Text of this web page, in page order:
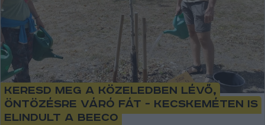
Keresd meg a közeledben lévő,
öntözésre váró fát - Kecskeméten is
elindult a Beeco